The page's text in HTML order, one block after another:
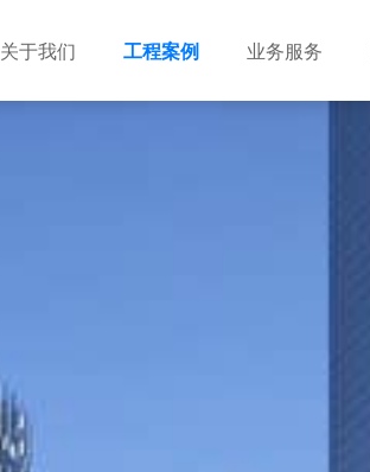
关于我们 工程案例 业务服务